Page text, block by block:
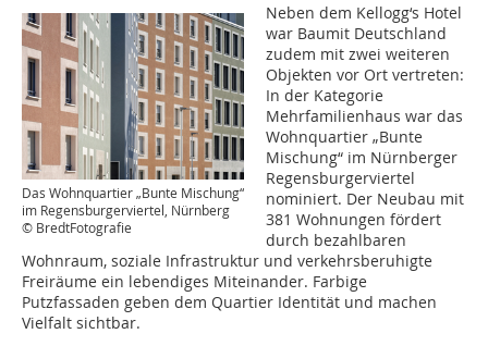
Das Wohnquartier „Bunte Mischung“
im Regensburgerviertel, Nürnberg
© BredtFotografie
Neben dem Kellogg‘s Hotel
war Baumit Deutschland
zudem mit zwei weiteren
Objekten vor Ort vertreten:
In der Kategorie
Mehrfamilienhaus war das
Wohnquartier „Bunte
Mischung“ im Nürnberger
Regensburgerviertel
nominiert. Der Neubau mit
381 Wohnungen fördert
durch bezahlbaren
Wohnraum, soziale Infrastruktur und verkehrsberuhigte
Freiräume ein lebendiges Miteinander. Farbige
Putzfassaden geben dem Quartier Identität und machen
Vielfalt sichtbar.